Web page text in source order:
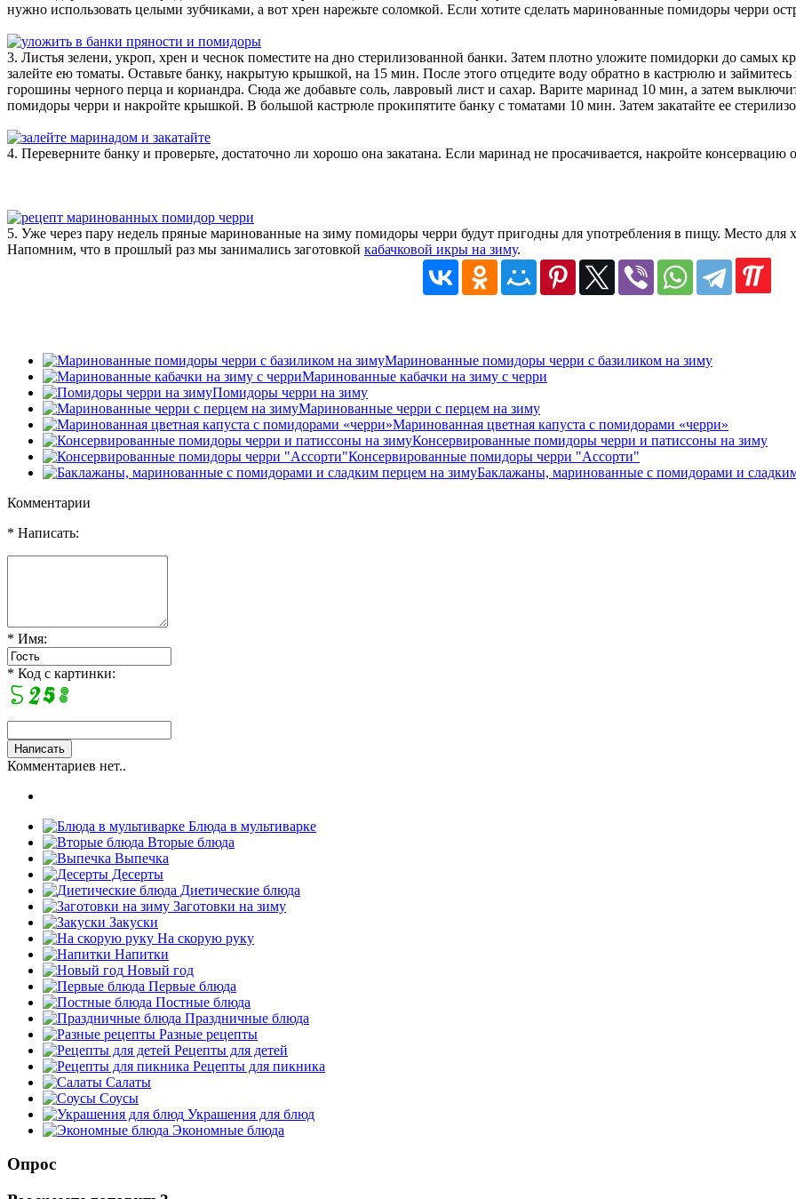
нужно использовать целыми зубчиками, а вот хрен нарежьте соломкой. Если хотите сделать маринованные помидоры черри
3. Листья зелени, укроп, хрен и чеснок поместите на дно стерилизованной банки. Затем плотно уложите помидорки до самых
залейте ею томаты. Оставьте банку, накрытую крышкой, на 15 мин. После этого отцедите воду обратно в кастрюлю и
горошины черного перца и кориандра. Сюда же добавьте соль, лавровый лист и сахар. Варите маринад 10 мин, а затем
помидоры черри и накройте крышкой. В большой кастрюле прокипятите банку с томатами 10 мин. Затем закатайте ее
4. Переверните банку и проверьте, достаточно ли хорошо она закатана. Если маринад не просачивается, накройте консервацию
5. Уже через пару недель пряные маринованные на зиму помидоры черри будут пригодны для употребления в пищу. Место для
Напомним, что в прошлый раз мы занимались заготовкой кабачковой икры на зиму.
Маринованные помидоры черри с базиликом на зиму
Маринованные кабачки на зиму с черри
Помидоры черри на зиму
Маринованные черри с перцем на зиму
Маринованная цветная капуста с помидорами «черри»
Консервированные помидоры черри и патиссоны на зиму
Консервированные помидоры черри "Ассорти"
Баклажаны, маринованные с помидорами и
Комментарии
* Написать:
* Имя:
* Код с картинки:
Комментариев нет..
Блюда в мультиварке
Вторые блюда
Выпечка
Десерты
Диетические блюда
Заготовки на зиму
Закуски
На скорую руку
Напитки
Новый год
Первые блюда
Постные блюда
Праздничные блюда
Разные рецепты
Рецепты для детей
Рецепты для пикника
Салаты
Соусы
Украшения для блюд
Экономные блюда
Опрос